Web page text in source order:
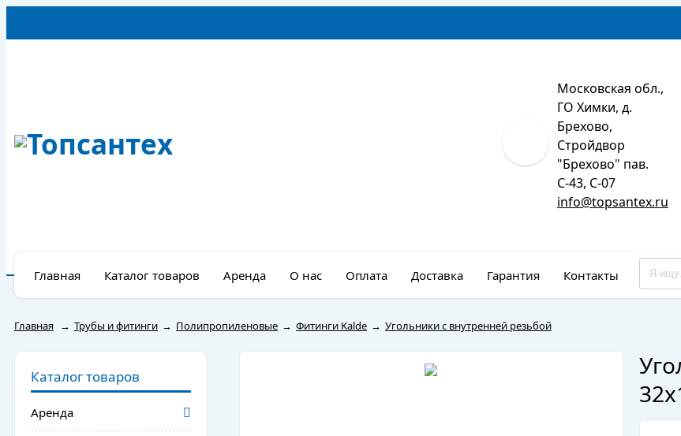
Московская обл.,
ГО Химки, д.
Брехово,
Стройдвор
"Брехово" пав.
С-43, С-07
info@topsantex.ru
Главная Каталог товаров Аренда О нас Оплата Доставка Гарантия Контакты
Главная → Трубы и фитинги → Полипропиленовые → Фитинги Kalde → Угольники с внутренней резьбой
Каталог товаров
Аренда